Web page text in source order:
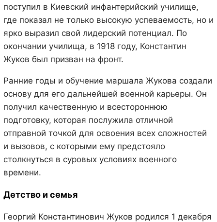
поступил в Киевский инфантерийский училище,
где показал не только высокую успеваемость, но и
ярко выразил свой лидерский потенциал. По
окончании училища, в 1918 году, Константин
Жуков был призван на фронт.
Ранние годы и обучение маршала Жукова создали
основу для его дальнейшей военной карьеры. Он
получил качественную и всестороннюю
подготовку, которая послужила отличной
отправной точкой для освоения всех сложностей
и вызовов, с которыми ему предстояло
столкнуться в суровых условиях военного
времени.
Детство и семья
Георгий Константинович Жуков родился 1 декабря